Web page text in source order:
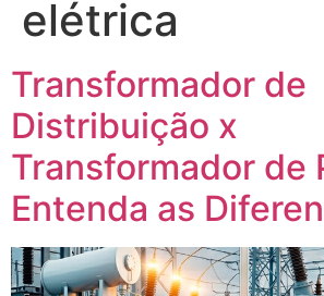
elétrica
Transformador de
Distribuição x
Transformador de
Entenda as